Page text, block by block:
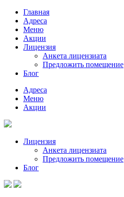
Главная
Адреса
Меню
Акции
Лицензия
Анкета лицензиата
Предложить помещение
Блог
Адреса
Меню
Акции
Лицензия
Анкета лицензиата
Предложить помещение
Блог